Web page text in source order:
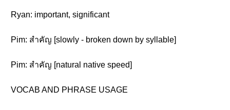
Ryan: important, significant
Pim: สำคัญ [slowly - broken down by syllable]
Pim: สำคัญ [natural native speed]
VOCAB AND PHRASE USAGE